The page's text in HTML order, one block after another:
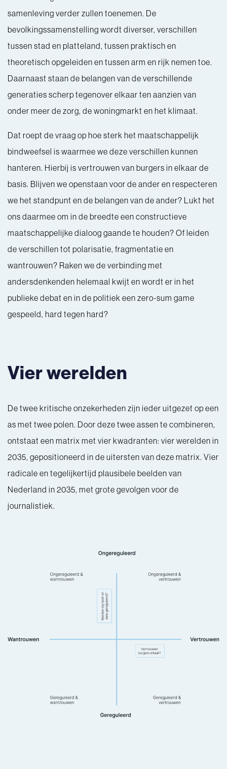
samenleving verder zullen toenemen. De
bevolkingssamenstelling wordt diverser, verschillen
tussen stad en platteland, tussen praktisch en
theoretisch opgeleiden en tussen arm en rijk nemen toe.
Daarnaast staan de belangen van de verschillende
generaties scherp tegenover elkaar ten aanzien van
onder meer de zorg, de woningmarkt en het klimaat.
Dat roept de vraag op hoe sterk het maatschappelijk
bindweefsel is waarmee we deze verschillen kunnen
hanteren. Hierbij is vertrouwen van burgers in elkaar de
basis. Blijven we openstaan voor de ander en respecteren
we het standpunt en de belangen van de ander? Lukt het
ons daarmee om in de breedte een constructieve
maatschappelijke dialoog gaande te houden? Of leiden
de verschillen tot polarisatie, fragmentatie en
wantrouwen? Raken we de verbinding met
andersdenkenden helemaal kwijt en wordt er in het
publieke debat en in de politiek een zero-sum game
gespeeld, hard tegen hard?
Vier werelden
De twee kritische onzekerheden zijn ieder uitgezet op een
as met twee polen. Door deze twee assen te combineren,
ontstaat een matrix met vier kwadranten: vier werelden in
2035, gepositioneerd in de uitersten van deze matrix. Vier
radicale en tegelijkertijd plausibele beelden van
Nederland in 2035, met grote gevolgen voor de
journalistiek.